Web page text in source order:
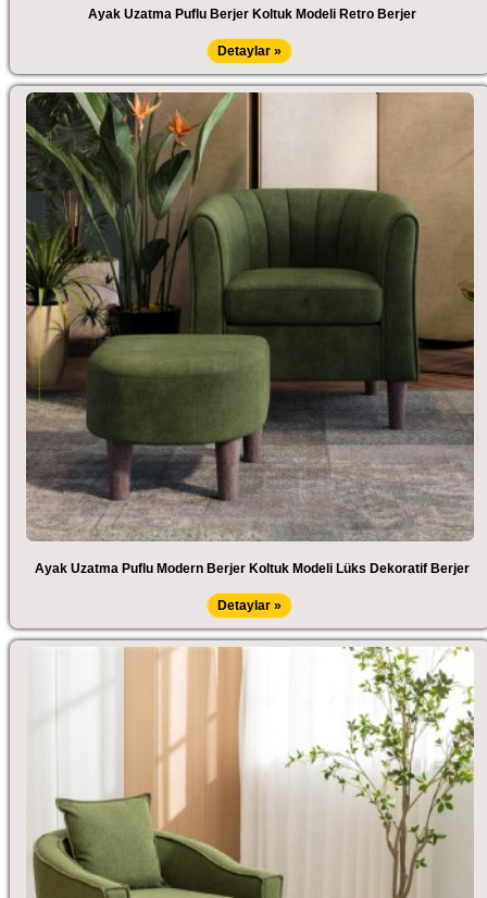
Ayak Uzatma Puflu Berjer Koltuk Modeli Retro Berjer
Detaylar »
Ayak Uzatma Puflu Modern Berjer Koltuk Modeli Lüks Dekoratif Berjer
Detaylar »